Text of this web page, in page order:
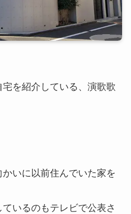
を紹介している、演歌歌
いに以前住んでいた家を
いるのもテレビで公表さ